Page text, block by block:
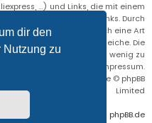
dir den
Nutzung zu
...) und Links, die mit einem
sogenannte Affiliate Links. Durch
Affiliate Link erhälte ich eine Art
bleibt der Preis der gleiche. Die
für diese Webseite ein wenig zu
Siehe auch das Impressum.
® Forum Software © phpBB
Limited
Übersetzung durch phpBB.de